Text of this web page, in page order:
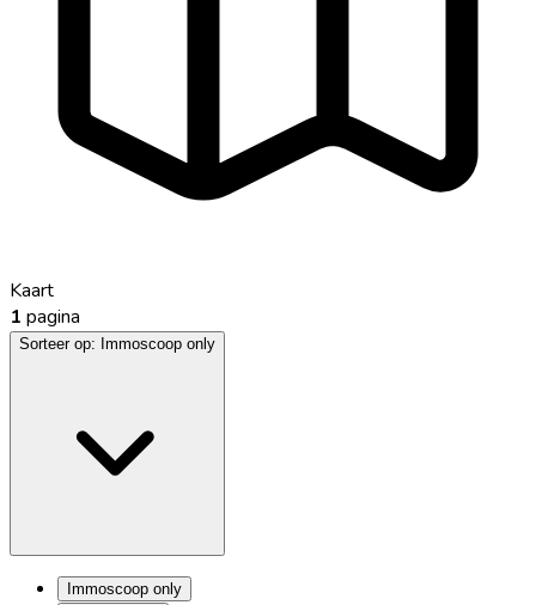
Kaart
1 pagina
Sorteer op: Immoscoop only
Immoscoop only